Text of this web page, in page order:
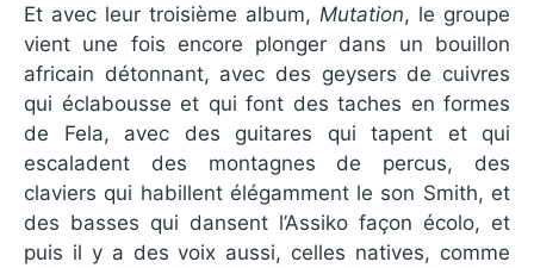
Et avec leur troisième album, Mutation, le groupe
vient une fois encore plonger dans un bouillon
africain détonnant, avec des geysers de cuivres
qui éclabousse et qui font des taches en formes
de Fela, avec des guitares qui tapent et qui
escaladent des montagnes de percus, des
claviers qui habillent élégamment le son Smith, et
des basses qui dansent l’Assiko façon écolo, et
puis il y a des voix aussi, celles natives, comme